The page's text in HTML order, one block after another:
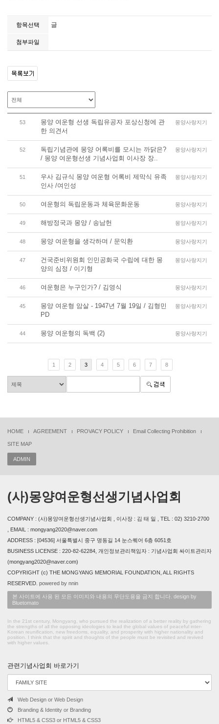
항목선택 글
첨부파일
53
몽양 여운형 선생 독립유공자 포상신청에 관
한 의견서
몽양사랑지기
52
독립기념관에 몽양 어록비를 모시는 까닭은?
/ 몽양 여운형선생 기념사업회 이사장 장..
몽양사랑지기
51
우사 김규식 몽양 여운형 어록비 제막식 유족
인사 /여인성
몽양사랑지기
50 여운형의 독립운동과 체육문화운동 몽양사랑지기
49 해방정국과 몽양 / 송남헌 몽양사랑지기
48 몽양 여운형을 생각하며 / 문익환 몽양사랑지기
47
건국준비위원회 인민공화국 수립에 대한 몽
양의 심정 / 이기형
몽양사랑지기
46 여운형은 누구인가? / 김영식 몽양사랑지기
45
몽양 여운형 암살 - 1947년 7월 19일 / 김형민
PD
몽양사랑지기
44 몽양 여운형의 독백 (2) 몽양사랑지기
1 2 3 4 5 6 7 8
HOME AGREEMENT PROVACY POLICY Email Collecting Prohibition
SITE MAP
ADMIN
(사)몽양여운형선생기념사업회
COMPANY : (사)몽양여운형선생기념사업회 , 이사장 : 김 태 일 , TEL : 02) 3210-2700
, EMAIL : mongyang2020@naver.com
ADDRESS : [04536] 서울특별시 중구 명동길 14 눈스퀘어 6층 6051호
BUSINESS LICENSE : 220-82-62284, 개인정보관리책임자 : 기념사업회 싸이트관리자
(mongyang2020@naver.com)
COPYRIGHT (c) THE MONGYANG MEMORIAL FOUNDATION, ALL RIGHTS
RESERVED. powered by nnin
본 사이트에 사용 된 모든 이미지와 내용의 무단도용을 금지 합니다. design by
Bluetomato
In the 21st century, Mongyang, who pursued the realization of a better reality by gathering
the strengths of all the opposing ideologies to lead the global values of peaceful inter-
Korean reunification, new freedoms, equality, and prosperity with higher nationality and
position. I think that the spirit and thoughts of the people must be revisited and revived
with higher values.
관련기념사업회 바로가기
Web Design or Web Design
Branding & Identity or Branding
HTML5 & CSS3 or HTML5 & CSS3